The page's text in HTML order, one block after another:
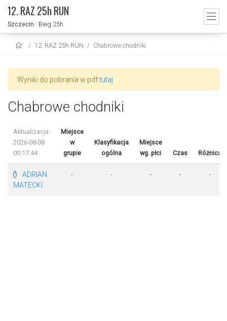
12. RAZ 25h RUN
Szczecin · Bieg 25h
12. RAZ 25h RUN Chabrowe chodniki
Wyniki do pobrania w pdftutaj
Chabrowe chodniki
Aktualizacja:
2026-08-08
00:17:44
Miejsce
w
grupie
Klasyfikacja
ogólna
Miejsce
wg. płci
Czas Różnica
ADRIAN
MATECKI
- - - - -